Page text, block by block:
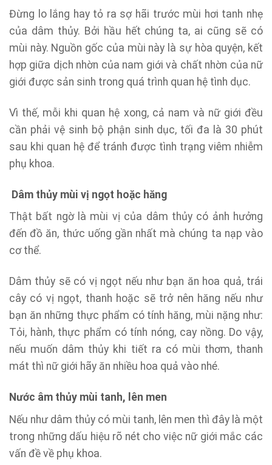
Đừng lo lắng hay tỏ ra sợ hãi trước mùi hơi tanh nhẹ
của dâm thủy. Bởi hầu hết chúng ta, ai cũng sẽ có
mùi này. Nguồn gốc của mùi này là sự hòa quyện, kết
hợp giữa dịch nhờn của nam giới và chất nhờn của nữ
giới được sản sinh trong quá trình quan hệ tình dục.
Vì thế, mỗi khi quan hệ xong, cả nam và nữ giới đều
cần phải vệ sinh bộ phận sinh dục, tối đa là 30 phút
sau khi quan hệ để tránh được tình trạng viêm nhiễm
phụ khoa.
Dâm thủy mùi vị ngọt hoặc hăng
Thật bất ngờ là mùi vị của dâm thủy có ảnh hưởng
đến đồ ăn, thức uống gần nhất mà chúng ta nạp vào
cơ thể.
Dâm thủy sẽ có vị ngọt nếu như bạn ăn hoa quả, trái
cây có vị ngọt, thanh hoặc sẽ trở nên hăng nếu như
bạn ăn những thực phẩm có tính hăng, mùi nặng như:
Tỏi, hành, thực phẩm có tính nóng, cay nồng. Do vậy,
nếu muốn dâm thủy khi tiết ra có mùi thơm, thanh
mát thì nữ giới hãy ăn nhiều hoa quả vào nhé.
Nước âm thủy mùi tanh, lên men
Nếu như dâm thủy có mùi tanh, lên men thì đây là một
trong những dấu hiệu rõ nét cho việc nữ giới mắc các
vấn đề về phụ khoa.